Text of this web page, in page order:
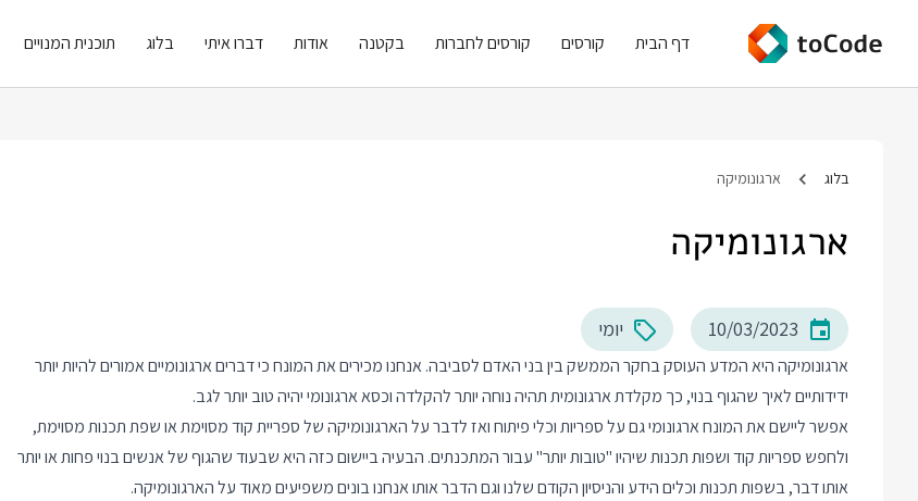
דף הבית קורסים קורסים לחברות בקטנה אודות דברו איתי בלוג תוכנית המנויים
בלוג ארגונומיקה
ארגונומיקה
10/03/2023 יומי
ארגונומיקה היא המדע העוסק בחקר הממשק בין בני האדם לסביבה. אנחנו מכירים את המונח כי דברים ארגונומיים אמורים להיות יותר
ידידותיים לאיך שהגוף בנוי, כך מקלדת ארגונומית תהיה נוחה יותר להקלדה וכסא ארגונומי יהיה טוב יותר לגב.
אפשר ליישם את המונח ארגונומי גם על ספריות וכלי פיתוח ואז לדבר על הארגונומיקה של ספריית קוד מסוימת או שפת תכנות מסוימת,
ולחפש ספריות קוד ושפות תכנות שיהיו "טובות יותר" עבור המתכנתים. הבעיה ביישום כזה היא שבעוד שהגוף של אנשים בנוי פחות או יותר
אותו דבר, בשפות תכנות וכלים הידע והניסיון הקודם שלנו וגם הדבר אותו אנחנו בונים משפיעים מאוד על הארגונומיקה.